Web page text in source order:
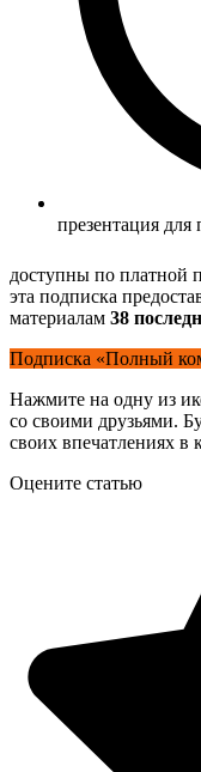
презентация для
доступны по платной
эта подписка
материалам 38
Подписка «Полный
Нажмите на одну из
со своими друзьями.
своих впечатлениях в
Оцените статью